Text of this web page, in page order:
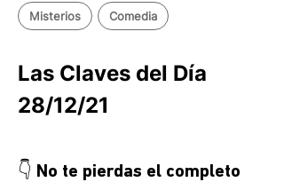
Misterios Comedia
Las Claves del Día
28/12/21
👇 No te pierdas el completo